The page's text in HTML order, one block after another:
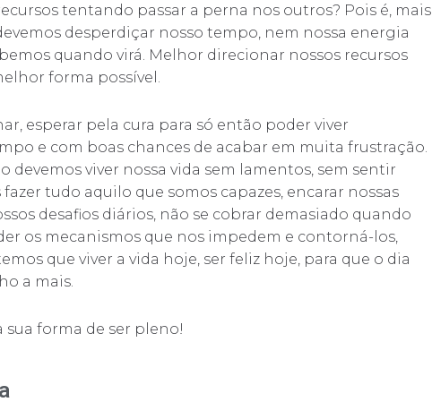
tentando passar a perna nos outros? Pois é, mais
desperdiçar nosso tempo, nem nossa energia
quando virá. Melhor direcionar nossos recursos
forma possível.
esperar pela cura para só então poder viver
e com boas chances de acabar em muita frustração.
devemos viver nossa vida sem lamentos, sem sentir
tudo aquilo que somos capazes, encarar nossas
desafios diários, não se cobrar demasiado quando
os mecanismos que nos impedem e contorná-los,
que viver a vida hoje, ser feliz hoje, para que o dia
a mais.
sua forma de ser pleno!